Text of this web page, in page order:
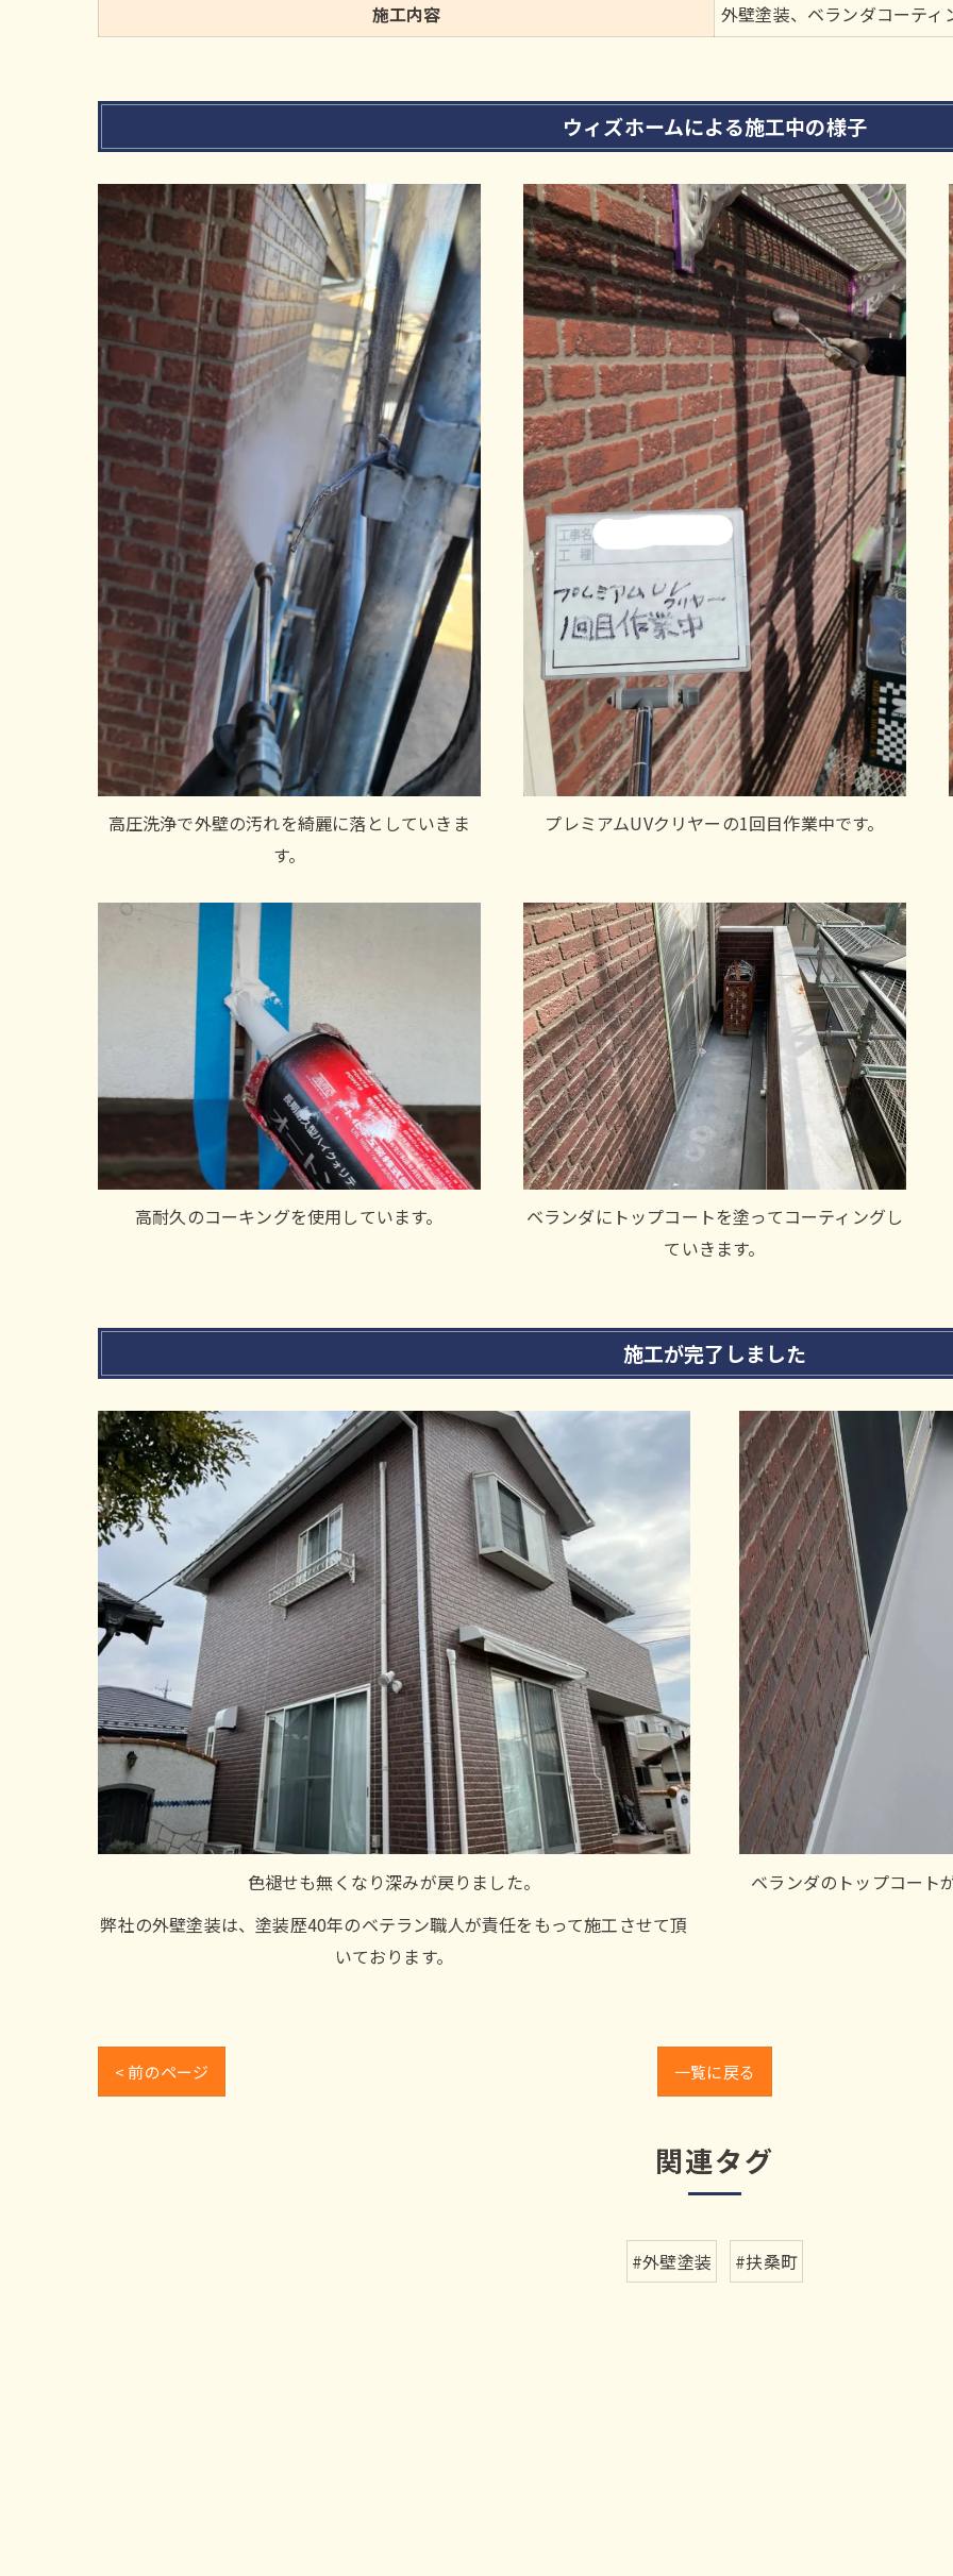
施工内容
外壁塗装、ベランダコーティ
ウィズホームによる施工中の様子
高圧洗浄で外壁の汚れを綺麗に落としていきま
す。
プレミアムUVクリヤーの1回目作業中です。
高耐久のコーキングを使用しています。
ベランダにトップコートを塗ってコーティングし
ていきます。
施工が完了しました
色褪せも無くなり深みが戻りました。
弊社の外壁塗装は、塗装歴40年のベテラン職人が責任をもって施工させて頂
いております。
ベランダのトップコート
< 前のページ 一覧に戻る
関連タグ
#外壁塗装 #扶桑町